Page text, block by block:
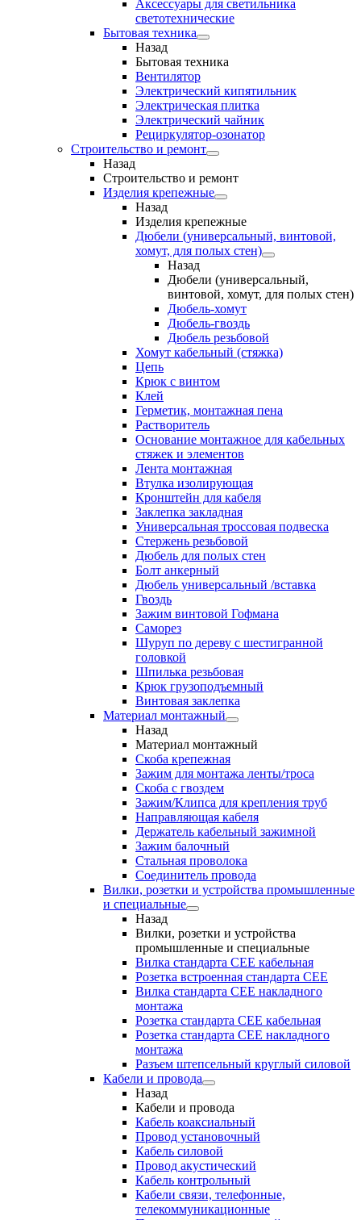
Аксессуары для светильника
светотехнические
Бытовая техника
Назад
Бытовая техника
Вентилятор
Электрический кипятильник
Электрическая плитка
Электрический чайник
Рециркулятор-озонатор
Строительство и ремонт
Назад
Строительство и ремонт
Изделия крепежные
Назад
Изделия крепежные
Дюбели (универсальный, винтовой,
хомут, для полых стен)
Назад
Дюбели (универсальный,
винтовой, хомут, для полых стен)
Дюбель-хомут
Дюбель-гвоздь
Дюбель резьбовой
Хомут кабельный (стяжка)
Цепь
Крюк с винтом
Клей
Герметик, монтажная пена
Растворитель
Основание монтажное для кабельных
стяжек и элементов
Лента монтажная
Втулка изолирующая
Кронштейн для кабеля
Заклепка закладная
Универсальная троссовая подвеска
Стержень резьбовой
Дюбель для полых стен
Болт анкерный
Дюбель универсальный /вставка
Гвоздь
Зажим винтовой Гофмана
Саморез
Шуруп по дереву с шестигранной
головкой
Шпилька резьбовая
Крюк грузоподъемный
Винтовая заклепка
Материал монтажный
Назад
Материал монтажный
Скоба крепежная
Зажим для монтажа ленты/троса
Скоба с гвоздем
Зажим/Клипса для крепления труб
Направляющая кабеля
Держатель кабельный зажимной
Зажим балочный
Стальная проволока
Соединитель провода
Вилки, розетки и устройства промышленные
и специальные
Назад
Вилки, розетки и устройства
промышленные и специальные
Вилка стандарта CEE кабельная
Розетка встроенная стандарта CEE
Вилка стандарта CEE накладного
монтажа
Розетка стандарта СЕЕ кабельная
Розетка стандарта СЕЕ накладного
монтажа
Разъем штепсельный круглый силовой
Кабели и провода
Назад
Кабели и провода
Кабель коаксиальный
Провод установочный
Кабель силовой
Провод акустический
Кабель контрольный
Кабели связи, телефонные,
телекоммуникационные